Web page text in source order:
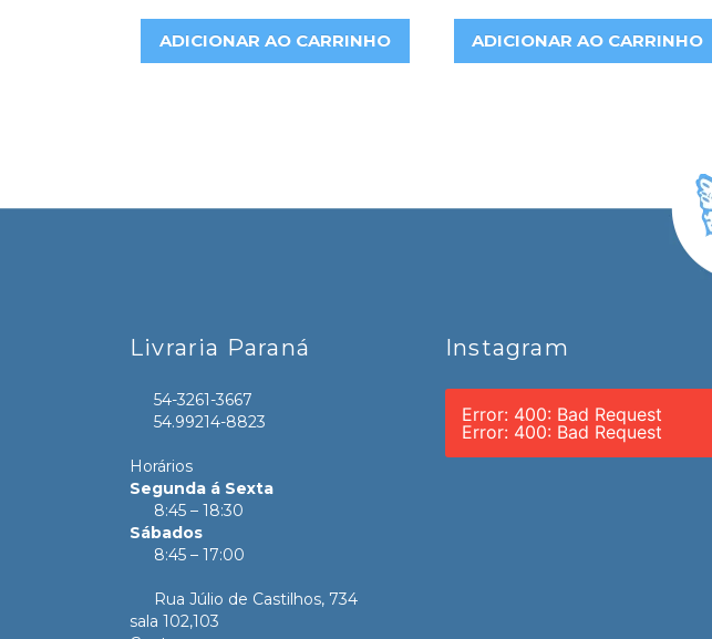
ADICIONAR AO CARRINHO ADICIONAR AO CARRINHO
Livraria Paraná
54-3261-3667
54.99214-8823
Horários
Segunda á Sexta
8:45 – 18:30
Sábados
8:45 – 17:00
Rua Júlio de Castilhos, 734
sala 102,103
Instagram
Error: 400: Bad Request
Error: 400: Bad Request